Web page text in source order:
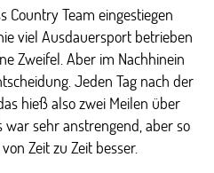
Country Team eingestiegen
viel Ausdauersport betrieben
Zweifel. Aber im Nachhinein
Jeden Tag nach der
hieß also zwei Meilen über
war sehr anstrengend, aber so
Zeit zu Zeit besser.